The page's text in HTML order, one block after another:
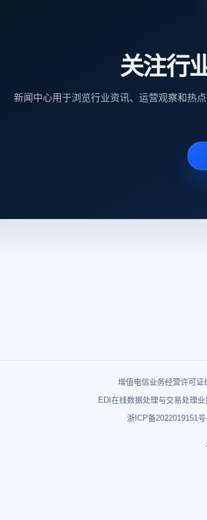
关注行
新闻中心用于浏览行业资讯、运营观察和热
增值电信业务经营许可证
EDI在线数据处理与交易处理
浙ICP备2022019151